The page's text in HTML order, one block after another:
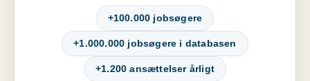
+100.000 jobsøgere
+1.000.000 jobsøgere i databasen
+1.200 ansættelser årligt